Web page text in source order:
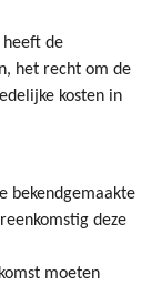
heeft de
het recht om de
kosten in
bekendgemaakte
deze
moeten